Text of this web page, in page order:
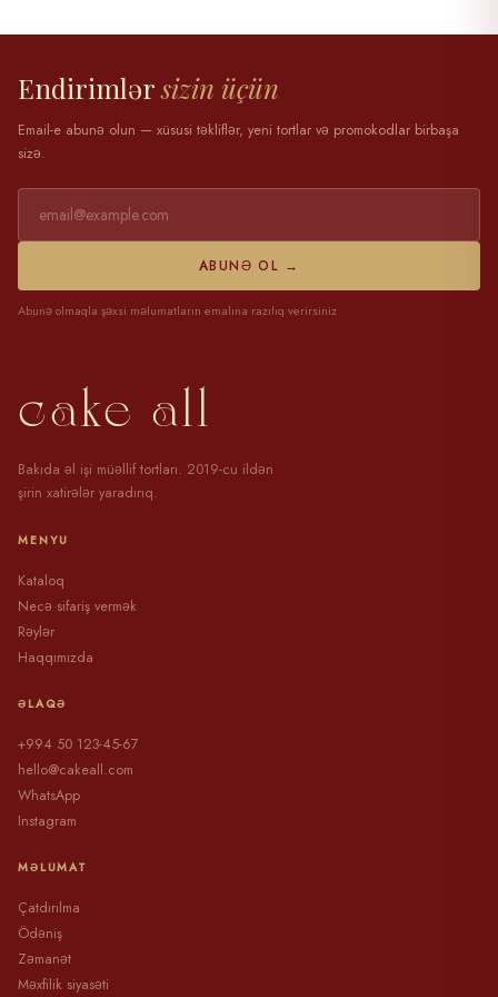
Endirimlərsizin üçün
Email-e abunə olun — xüsusi təkliflər, yeni tortlar və promokodlar birbaşa
sizə.
ABUNƏ OL →
Abunə olmaqla şəxsi məlumatların emalına razılıq verirsiniz
cake all
Bakıda əl işi müəllif tortları. 2019-cu ildən
şirin xatirələr yaradırıq.
MENYU
Kataloq
Necə sifariş vermək
Rəylər
Haqqımızda
ƏLAQƏ
+994 50 123-45-67
hello@cakeall.com
WhatsApp
Instagram
MƏLUMAT
Çatdırılma
Ödəniş
Zəmanət
Məxfilik siyasəti